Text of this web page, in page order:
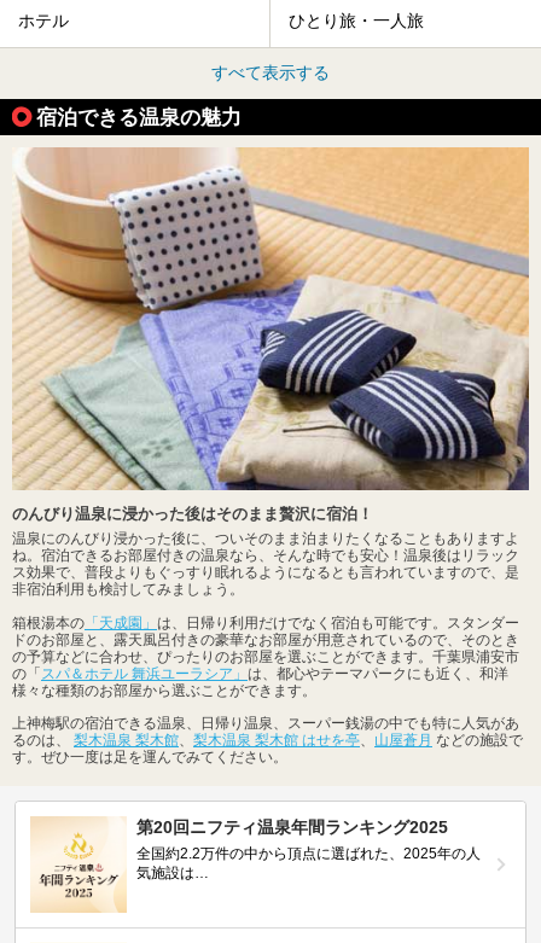
ホテル ひとり旅・一人旅
すべて表示する
宿泊できる温泉の魅力
のんびり温泉に浸かった後はそのまま贅沢に宿泊！
温泉にのんびり浸かった後に、ついそのまま泊まりたくなることもありますよ
ね。宿泊できるお部屋付きの温泉なら、そんな時でも安心！温泉後はリラック
ス効果で、普段よりもぐっすり眠れるようになるとも言われていますので、是
非宿泊利用も検討してみましょう。
箱根湯本の 「天成園」 は、日帰り利用だけでなく宿泊も可能です。スタンダー
ドのお部屋と、露天風呂付きの豪華なお部屋が用意されているので、そのとき
の予算などに合わせ、ぴったりのお部屋を選ぶことができます。千葉県浦安市
の「スパ＆ホテル 舞浜ユーラシア」 は、都心やテーマパークにも近く、和洋
様々な種類のお部屋から選ぶことができます。
上神梅駅の宿泊できる温泉、日帰り温泉、スーパー銭湯の中でも特に人気があ
るのは、 梨木温泉 梨木館、 梨木温泉 梨木館 はせを亭、 山屋蒼月 などの施設で
す。ぜひ一度は足を運んでみてください。
第20回ニフティ温泉年間ランキング2025
全国約2.2万件の中から頂点に選ばれた、2025年の人
気施設は…